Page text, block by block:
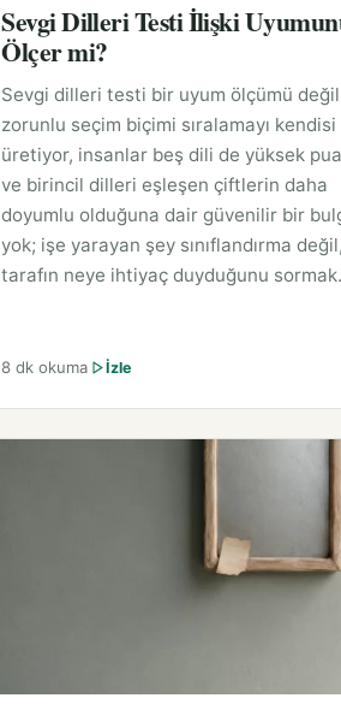
Sevgi Dilleri Testi İlişki
Ölçer mi?
Sevgi dilleri testi bir uyum ölçümü
zorunlu seçim biçimi sıralamayı kendisi
üretiyor, insanlar beş dili de yüksek
ve birincil dilleri eşleşen çiftlerin daha
doyumlu olduğuna dair güvenilir bir
yok; işe yarayan şey sınıflandırma
tarafın neye ihtiyaç duyduğunu sormak.
8 dk okuma İzle